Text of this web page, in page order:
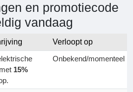
en promotiecode
vandaag
Verloopt op
15%
Onbekend/momenteel